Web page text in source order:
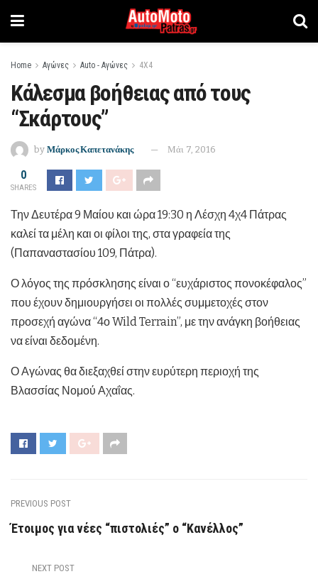
Home Αγώνες Auto - Αγώνες 4Χ4
Κάλεσμα βοήθειας από τους
“Σκάρτους”
by Μάρκος Καπετανάκης Μάι 7, 2016
0
SHARES
Την Δευτέρα 9 Μαίου και ώρα 19:30 η Λέσχη 4χ4 Πάτρας
καλεί τα μέλη και οι φίλοι της, στα γραφεία της
(Παπαναστασίου 109, Πάτρα).
Ο λόγος της πρόσκλησης είναι ο “ευχάριστος πονοκέφαλος”
που έχουν δημιουργήσει οι πολλές συμμετοχές στον
προσεχή αγώνα “4ο Wild Terrain”, με την ανάγκη βοήθειας
να είναι δεδομένη.
Ο Αγώνας θα διεξαχθεί στην ευρύτερη περιοχή της
Βλασσίας Νομού Αχαΐας.
PREVIOUS POST
Έτοιμος για νέες “πιστολιές” ο “Κανέλλος”
NEXT POST